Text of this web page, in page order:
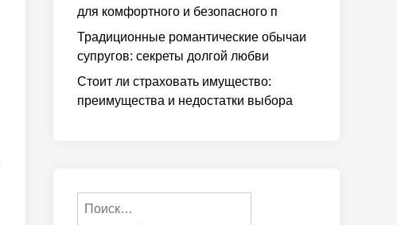
для комфортного и безопасного п
Традиционные романтические обычаи
супругов: секреты долгой любви
Стоит ли страховать имущество:
преимущества и недостатки выбора
Найти: